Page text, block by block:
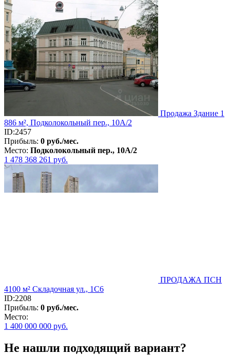
Продажа Здание 1
886 м², Подколокольный пер., 10А/2
ID:2457
Прибыль: 0 руб./мес.
Место: Подколокольный пер., 10А/2
1 478 368 261 руб.
ПРОДАЖА ПСН
4100 м² Складочная ул., 1С6
ID:2208
Прибыль: 0 руб./мес.
Место:
1 400 000 000 руб.
Не нашли подходящий вариант?